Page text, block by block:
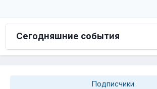
Сегодняшние события
Подписчики